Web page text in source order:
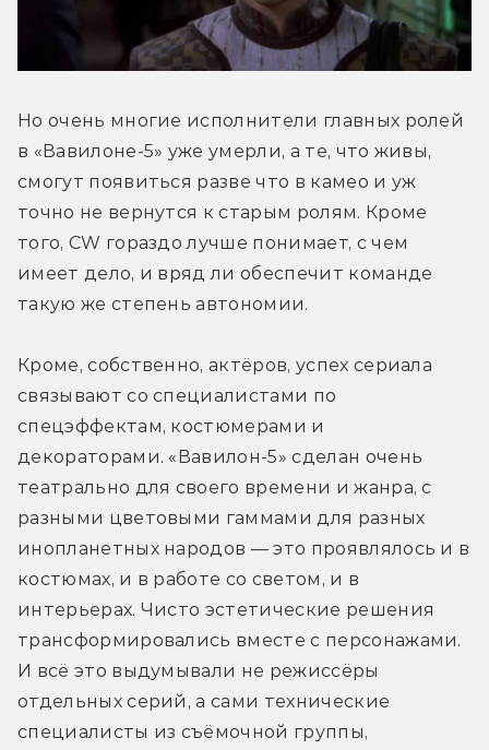
Но очень многие исполнители главных ролей
в «Вавилоне-5» уже умерли, а те, что живы,
смогут появиться разве что в камео и уж
точно не вернутся к старым ролям. Кроме
того, CW гораздо лучше понимает, с чем
имеет дело, и вряд ли обеспечит команде
такую же степень автономии.
Кроме, собственно, актёров, успех сериала
связывают со специалистами по
спецэффектам, костюмерами и
декораторами. «Вавилон-5» сделан очень
театрально для своего времени и жанра, с
разными цветовыми гаммами для разных
инопланетных народов — это проявлялось и в
костюмах, и в работе со светом, и в
интерьерах. Чисто эстетические решения
трансформировались вместе с персонажами.
И всё это выдумывали не режиссёры
отдельных серий, а сами технические
специалисты из съёмочной группы,